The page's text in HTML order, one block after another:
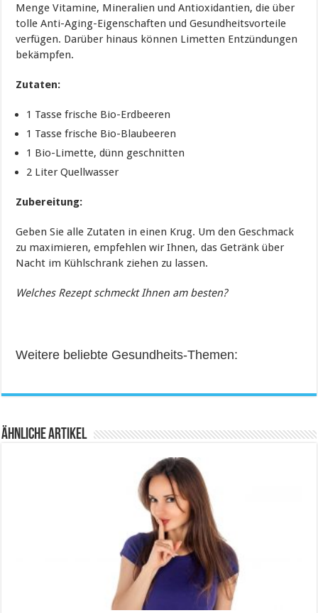
Menge Vitamine, Mineralien und Antioxidantien, die über
tolle Anti-Aging-Eigenschaften und Gesundheitsvorteile
verfügen. Darüber hinaus können Limetten Entzündungen
bekämpfen.
Zutaten:
1 Tasse frische Bio-Erdbeeren
1 Tasse frische Bio-Blaubeeren
1 Bio-Limette, dünn geschnitten
2 Liter Quellwasser
Zubereitung:
Geben Sie alle Zutaten in einen Krug. Um den Geschmack
zu maximieren, empfehlen wir Ihnen, das Getränk über
Nacht im Kühlschrank ziehen zu lassen.
Welches Rezept schmeckt Ihnen am besten?
Weitere beliebte Gesundheits-Themen:
Ähnliche Artikel